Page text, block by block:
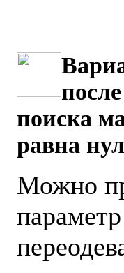
поиска
равна
Можно